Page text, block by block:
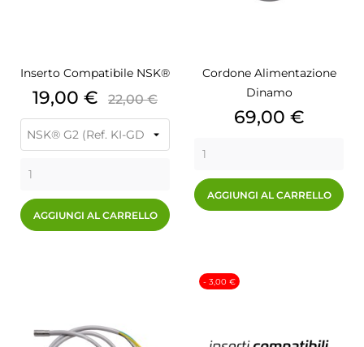
Inserto Compatibile NSK®
Prezzo
19,00 € Prezzo
base
22,00 €
AGGIUNGI AL CARRELLO
Cordone Alimentazione
Dinamo
Prezzo
69,00 €
AGGIUNGI AL CARRELLO
- 3,00 €